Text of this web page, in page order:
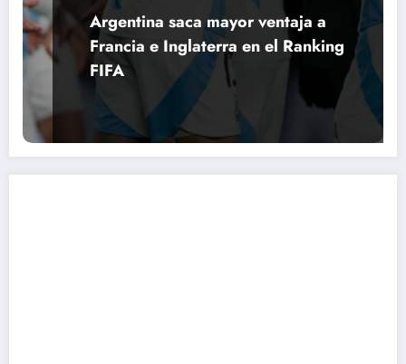
Argentina saca mayor ventaja a
Francia e Inglaterra en el Ranking
FIFA